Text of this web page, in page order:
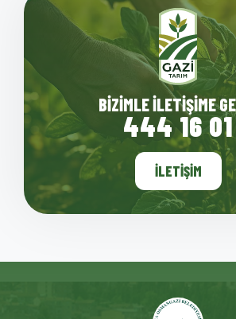
BIZIMLE İLETIŞIME
444 16 01
İLETIŞIM